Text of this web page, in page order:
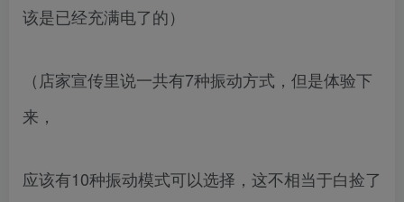
该是已经充满电了的）
（店家宣传里说一共有7种振动方式，但是体验下
来，
应该有10种振动模式可以选择，这不相当于白捡了